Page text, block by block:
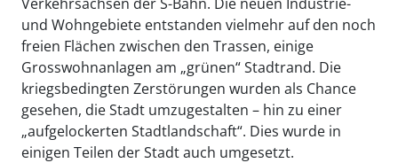
und Wohngebiete entstanden vielmehr auf den noch
freien Flächen zwischen den Trassen, einige
Grosswohnanlagen am „grünen“ Stadtrand. Die
kriegsbedingten Zerstörungen wurden als Chance
gesehen, die Stadt umzugestalten – hin zu einer
„aufgelockerten Stadtlandschaft“. Dies wurde in
einigen Teilen der Stadt auch umgesetzt.